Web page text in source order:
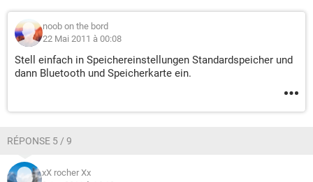
noob on the bord
22 Mai 2011 à 00:08
Stell einfach in Speichereinstellungen Standardspeicher und
dann Bluetooth und Speicherkarte ein.
RÉPONSE 5 / 9
xX rocher Xx